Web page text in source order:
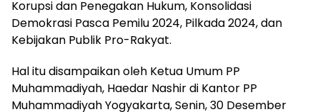
Korupsi dan Penegakan Hukum, Konsolidasi
Demokrasi Pasca Pemilu 2024, Pilkada 2024, dan
Kebijakan Publik Pro-Rakyat.
Hal itu disampaikan oleh Ketua Umum PP
Muhammadiyah, Haedar Nashir di Kantor PP
Muhammadiyah Yogyakarta, Senin, 30 Desember